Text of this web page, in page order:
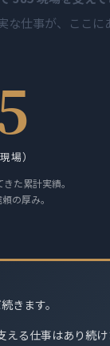
仕事が、ここに
場）
た累計実績。
の厚み。
きます。
る仕事はあり続け